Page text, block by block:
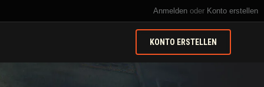
Anmelden oder Konto erstellen
KONTO ERSTELLEN